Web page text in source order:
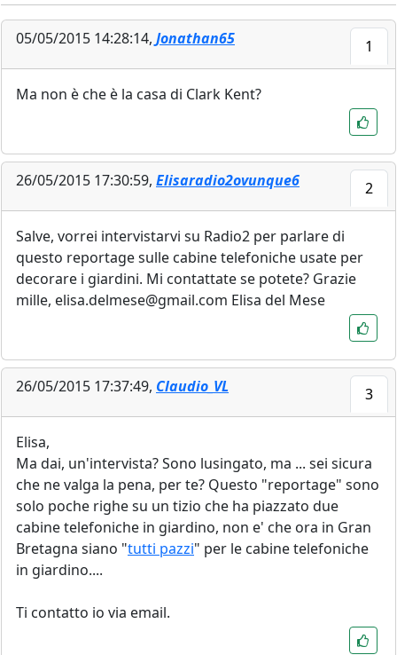
05/05/2015 14:28:14, Jonathan65 1
Ma non è che è la casa di Clark Kent?
26/05/2015 17:30:59, Elisaradio2ovunque6 2
Salve, vorrei intervistarvi su Radio2 per parlare di
questo reportage sulle cabine telefoniche usate per
decorare i giardini. Mi contattate se potete? Grazie
mille, elisa.delmese@gmail.com Elisa del Mese
26/05/2015 17:37:49, Claudio_VL 3
Elisa,
Ma dai, un'intervista? Sono lusingato, ma ... sei sicura
che ne valga la pena, per te? Questo "reportage" sono
solo poche righe su un tizio che ha piazzato due
cabine telefoniche in giardino, non e' che ora in Gran
Bretagna siano "tutti pazzi" per le cabine telefoniche
in giardino....
Ti contatto io via email.